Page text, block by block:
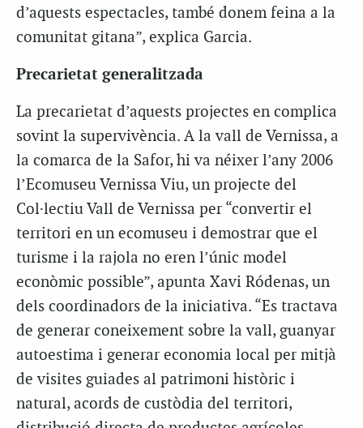
d’aquests espectacles, també donem feina a la
comunitat gitana”, explica Garcia.
Precarietat generalitzada
La precarietat d’aquests projectes en complica
sovint la supervivència. A la vall de Vernissa, a
la comarca de la Safor, hi va néixer l’any 2006
l’Ecomuseu Vernissa Viu, un projecte del
Col·lectiu Vall de Vernissa per “convertir el
territori en un ecomuseu i demostrar que el
turisme i la rajola no eren l’únic model
econòmic possible”, apunta Xavi Ródenas, un
dels coordinadors de la iniciativa. “Es tractava
de generar coneixement sobre la vall, guanyar
autoestima i generar economia local per mitjà
de visites guiades al patrimoni històric i
natural, acords de custòdia del territori,